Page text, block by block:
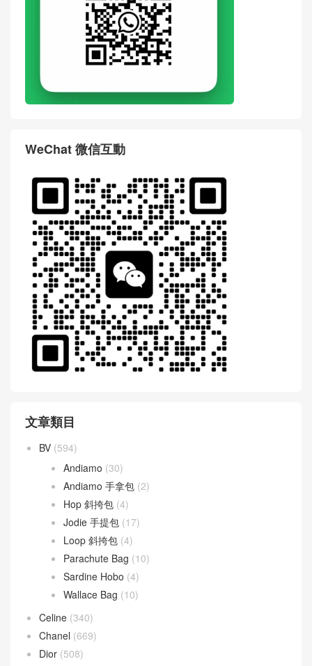
WhatsApp
WeChat 微信互動
文章類目
(594)
Andiamo(30)
Andiamo 手拿包
Hop 斜挎包
Jodie 手提包